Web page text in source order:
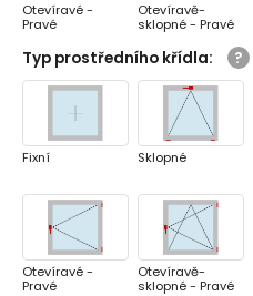
Otevíravé -
Pravé
Otevíravě-
sklopné - Pravé
Typ prostředního křídla:
Fixní Sklopné
Otevíravé -
Pravé
Otevíravě-
sklopné - Pravé